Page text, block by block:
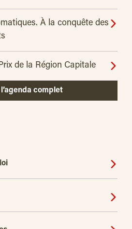
À la conquête des
de la Région Capitale
complet